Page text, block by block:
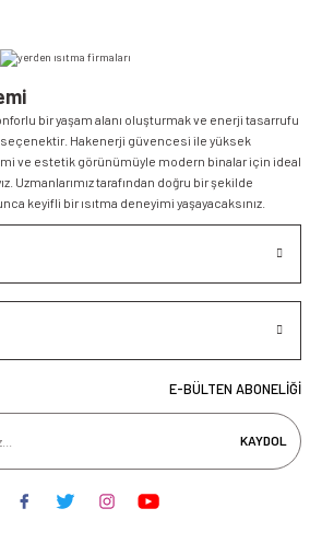
bir yaşam alanı oluşturmak ve enerji tasarrufu
Hakenerji güvencesi ile yüksek
ve estetik görünümüyle modern binalar için ideal
Uzmanlarımız tarafından doğru bir şekilde
keyifli bir ısıtma deneyimi yaşayacaksınız.
E-BÜLTEN ABONELİĞİ
KAYDOL